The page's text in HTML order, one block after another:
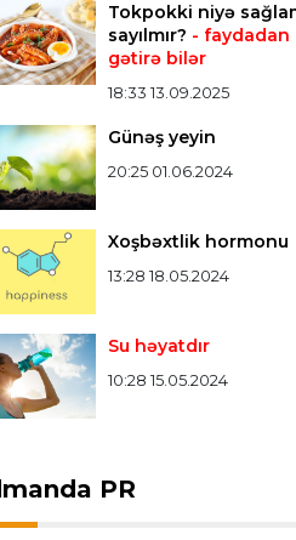
liqası 23:03 06.08.2026
"Dinamo"ya minimal
uduzdu
xəbərlər >>>
Tokpokki niyə
sayılmır? - faydadan
gətirə bilər
18:33 13.09.2025
Günəş yeyin
20:25 01.06.2024
Xoşbəxtlik hormonu
13:28 18.05.2024
Su həyatdır
10:28 15.05.2024
PR